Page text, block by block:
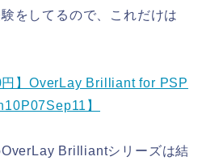
をしてるので、これだけは
円】OverLay Brilliant for PSP
】
Brilliantシリーズは結